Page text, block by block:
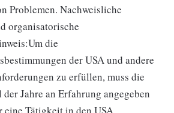
Problemen. Nachweisliche
organisatorische
die
der USA und andere
zu erfüllen, muss die
Jahre an Erfahrung angegeben